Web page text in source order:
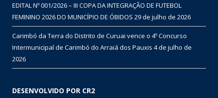
EDITAL Nº 001/2026 – III COPA DA INTEGRAÇÃO DE FUTEBOL
FEMININO 2026 DO MUNICÍPIO DE ÓBIDOS 29 de julho de 2026
Carimbó da Terra do Distrito de Curuai vence o 4º Concurso
Intermunicipal de Carimbó do Arraiá dos Pauxis 4 de julho de
2026
DESENVOLVIDO POR CR2